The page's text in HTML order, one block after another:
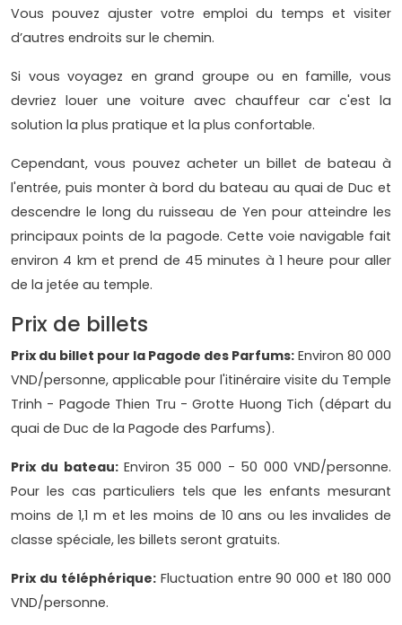
Vous pouvez ajuster votre emploi du temps et visiter
d’autres endroits sur le chemin.
Si vous voyagez en grand groupe ou en famille, vous
devriez louer une voiture avec chauffeur car c'est la
solution la plus pratique et la plus confortable.
Cependant, vous pouvez acheter un billet de bateau à
l'entrée, puis monter à bord du bateau au quai de Duc et
descendre le long du ruisseau de Yen pour atteindre les
principaux points de la pagode. Cette voie navigable fait
environ 4 km et prend de 45 minutes à 1 heure pour aller
de la jetée au temple.
Prix de billets
Prix ​​du billet pour la Pagode des Parfums: Environ 80 000
VND/personne, applicable pour l'itinéraire visite du Temple
Trinh - Pagode Thien Tru - Grotte Huong Tich (départ du
quai de Duc de la Pagode des Parfums).
Prix ​​du bateau:Environ 35 000 - 50 000 VND/personne.
Pour les cas particuliers tels que les enfants mesurant
moins de 1,1 m et les moins de 10 ans ou les invalides de
classe spéciale, les billets seront gratuits.
Prix ​​du téléphérique:Fluctuation entre 90 000 et 180 000
VND/personne.